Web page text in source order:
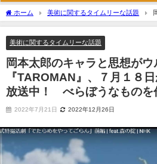
ホーム 美術に関するタイムリーな話題
マンになった『TAROMAN』、７月１８日から
美術に関するタイムリーな話題
岡本太郎のキャラと思想が
『TAROMAN』、７月１８
放送中！ べらぼうなものを
2022年7月21日 2022年12月26日